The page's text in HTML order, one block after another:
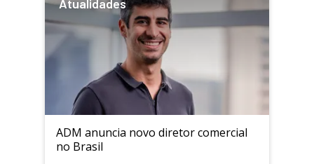
Atualidades
ADM anuncia novo diretor comercial
no Brasil